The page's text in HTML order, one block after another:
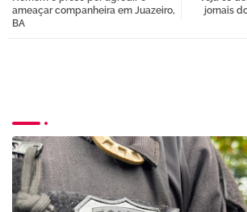
jornais
ameaçar companheira em Juazeiro,
BA